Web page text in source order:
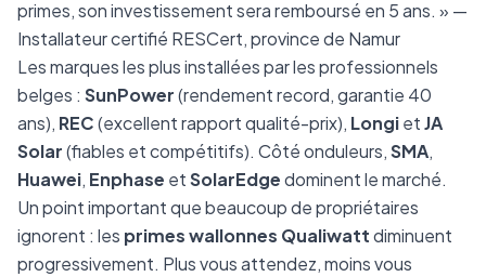
primes, son investissement sera remboursé en 5 ans. » —
Installateur certifié RESCert, province de Namur
Les marques les plus installées par les professionnels
belges : SunPower(rendement record, garantie 40
ans), REC(excellent rapport qualité-prix), LongietJA
Solar(fiables et compétitifs). Côté onduleurs,SMA,
Huawei, Enphase etSolarEdgedominent le marché.
Un point important que beaucoup de propriétaires
ignorent : les primes wallonnes Qualiwattdiminuent
progressivement. Plus vous attendez, moins vous